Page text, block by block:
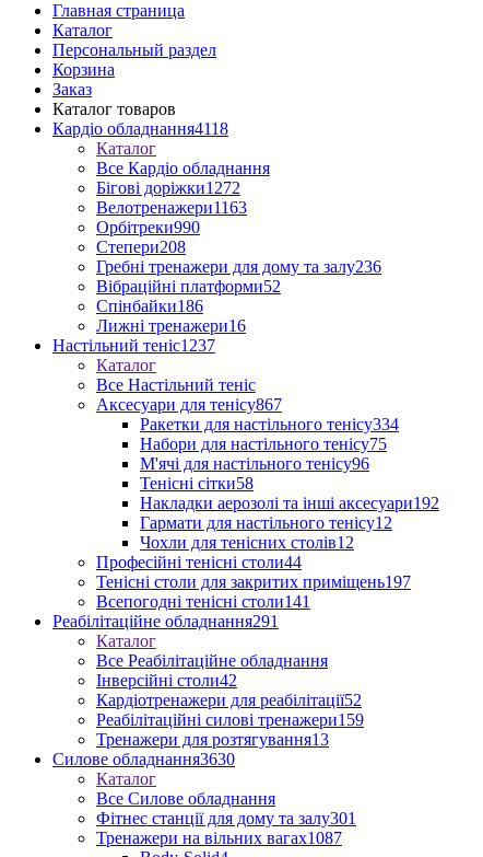
Главная страница
Каталог
Персональный раздел
Корзина
Заказ
Каталог товаров
Кардіо обладнання4118
Каталог
Все Кардіо обладнання
Бігові доріжки1272
Велотренажери1163
Орбітреки990
Степери208
Гребні тренажери для дому та залу236
Вібраційні платформи52
Спінбайки186
Лижні тренажери16
Настільний теніс1237
Каталог
Все Настільний теніс
Аксесуари для тенісу867
Ракетки для настільного тенісу334
Набори для настільного тенісу75
М'ячі для настільного тенісу96
Тенісні сітки58
Накладки аерозолі та інші аксесуари192
Гармати для настільного тенісу12
Чохли для тенісних столів12
Професійні тенісні столи44
Тенісні столи для закритих приміщень197
Всепогодні тенісні столи141
Реабілітаційне обладнання291
Каталог
Все Реабілітаційне обладнання
Інверсійні столи42
Кардіотренажери для реабілітації52
Реабілітаційні силові тренажери159
Тренажери для розтягування13
Силове обладнання3630
Каталог
Все Силове обладнання
Фітнес станції для дому та залу301
Тренажери на вільних вагах1087